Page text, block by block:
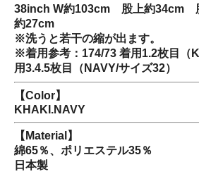
38inch W約103cm 股上約34cm
約27cm
※洗うと若干の縮が出ます。
※着用参考：174/73 着用1.2枚目（
用3.4.5枚目（NAVY/サイズ32）
【Color】
KHAKI.NAVY
【Material】
綿65％、ポリエステル35％
日本製